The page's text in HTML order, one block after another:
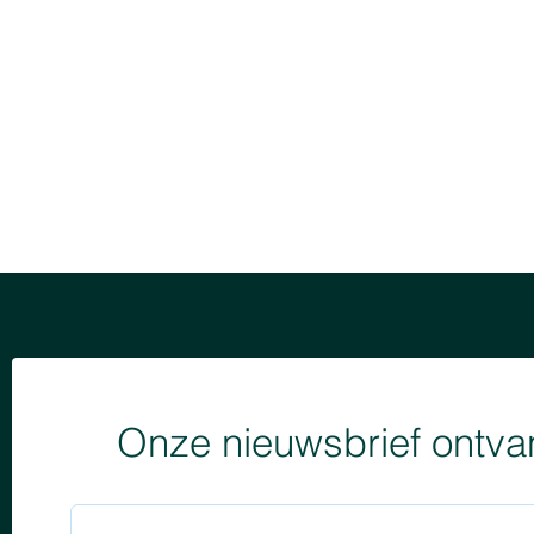
Nieuwsbrief November
Onze nieuwsbrief